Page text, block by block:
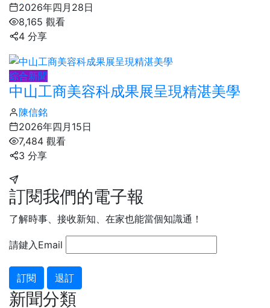
2026年四月28日
8,165 觀看
4 分享
綜合新聞
中山工商美容科成果展呈現精湛美學
陳信銘
2026年四月15日
7,484 觀看
3 分享
訂閱我們的電子報
了解時事、接收新知、在家也能當個知識通！
請鍵入Email
訂閱 退訂
新聞分類